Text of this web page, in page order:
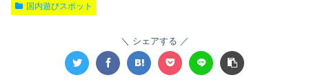
国内遊びスポット
シェアする